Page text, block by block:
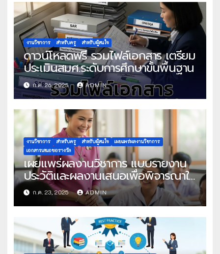
งานวิชาการ สำหรับครู สำหรับผู้สนใจ
ดาวน์โหลดฟรี รวมไฟล์เอกสาร เตรียม
ประเมินสมศ.ระดับการศึกษาขั้นพื้นฐาน
ก.ค. 26, 2025 ADMIN
งานวิชาการ สำหรับครู สำหรับผู้สนใจ
เผยแพร่ผลงานวิชาการ
เอกสารเสนอขอรางวัล
เผยแพร่ผลงานวิชาการ แบบรายงาน
ประวัติและผลงานเสนอเพื่อพิจารณาใน
โครงการครูดีในดวงใจ ประจำปี 2568
ครั้งที่ 22
ก.ค. 23, 2025 ADMIN